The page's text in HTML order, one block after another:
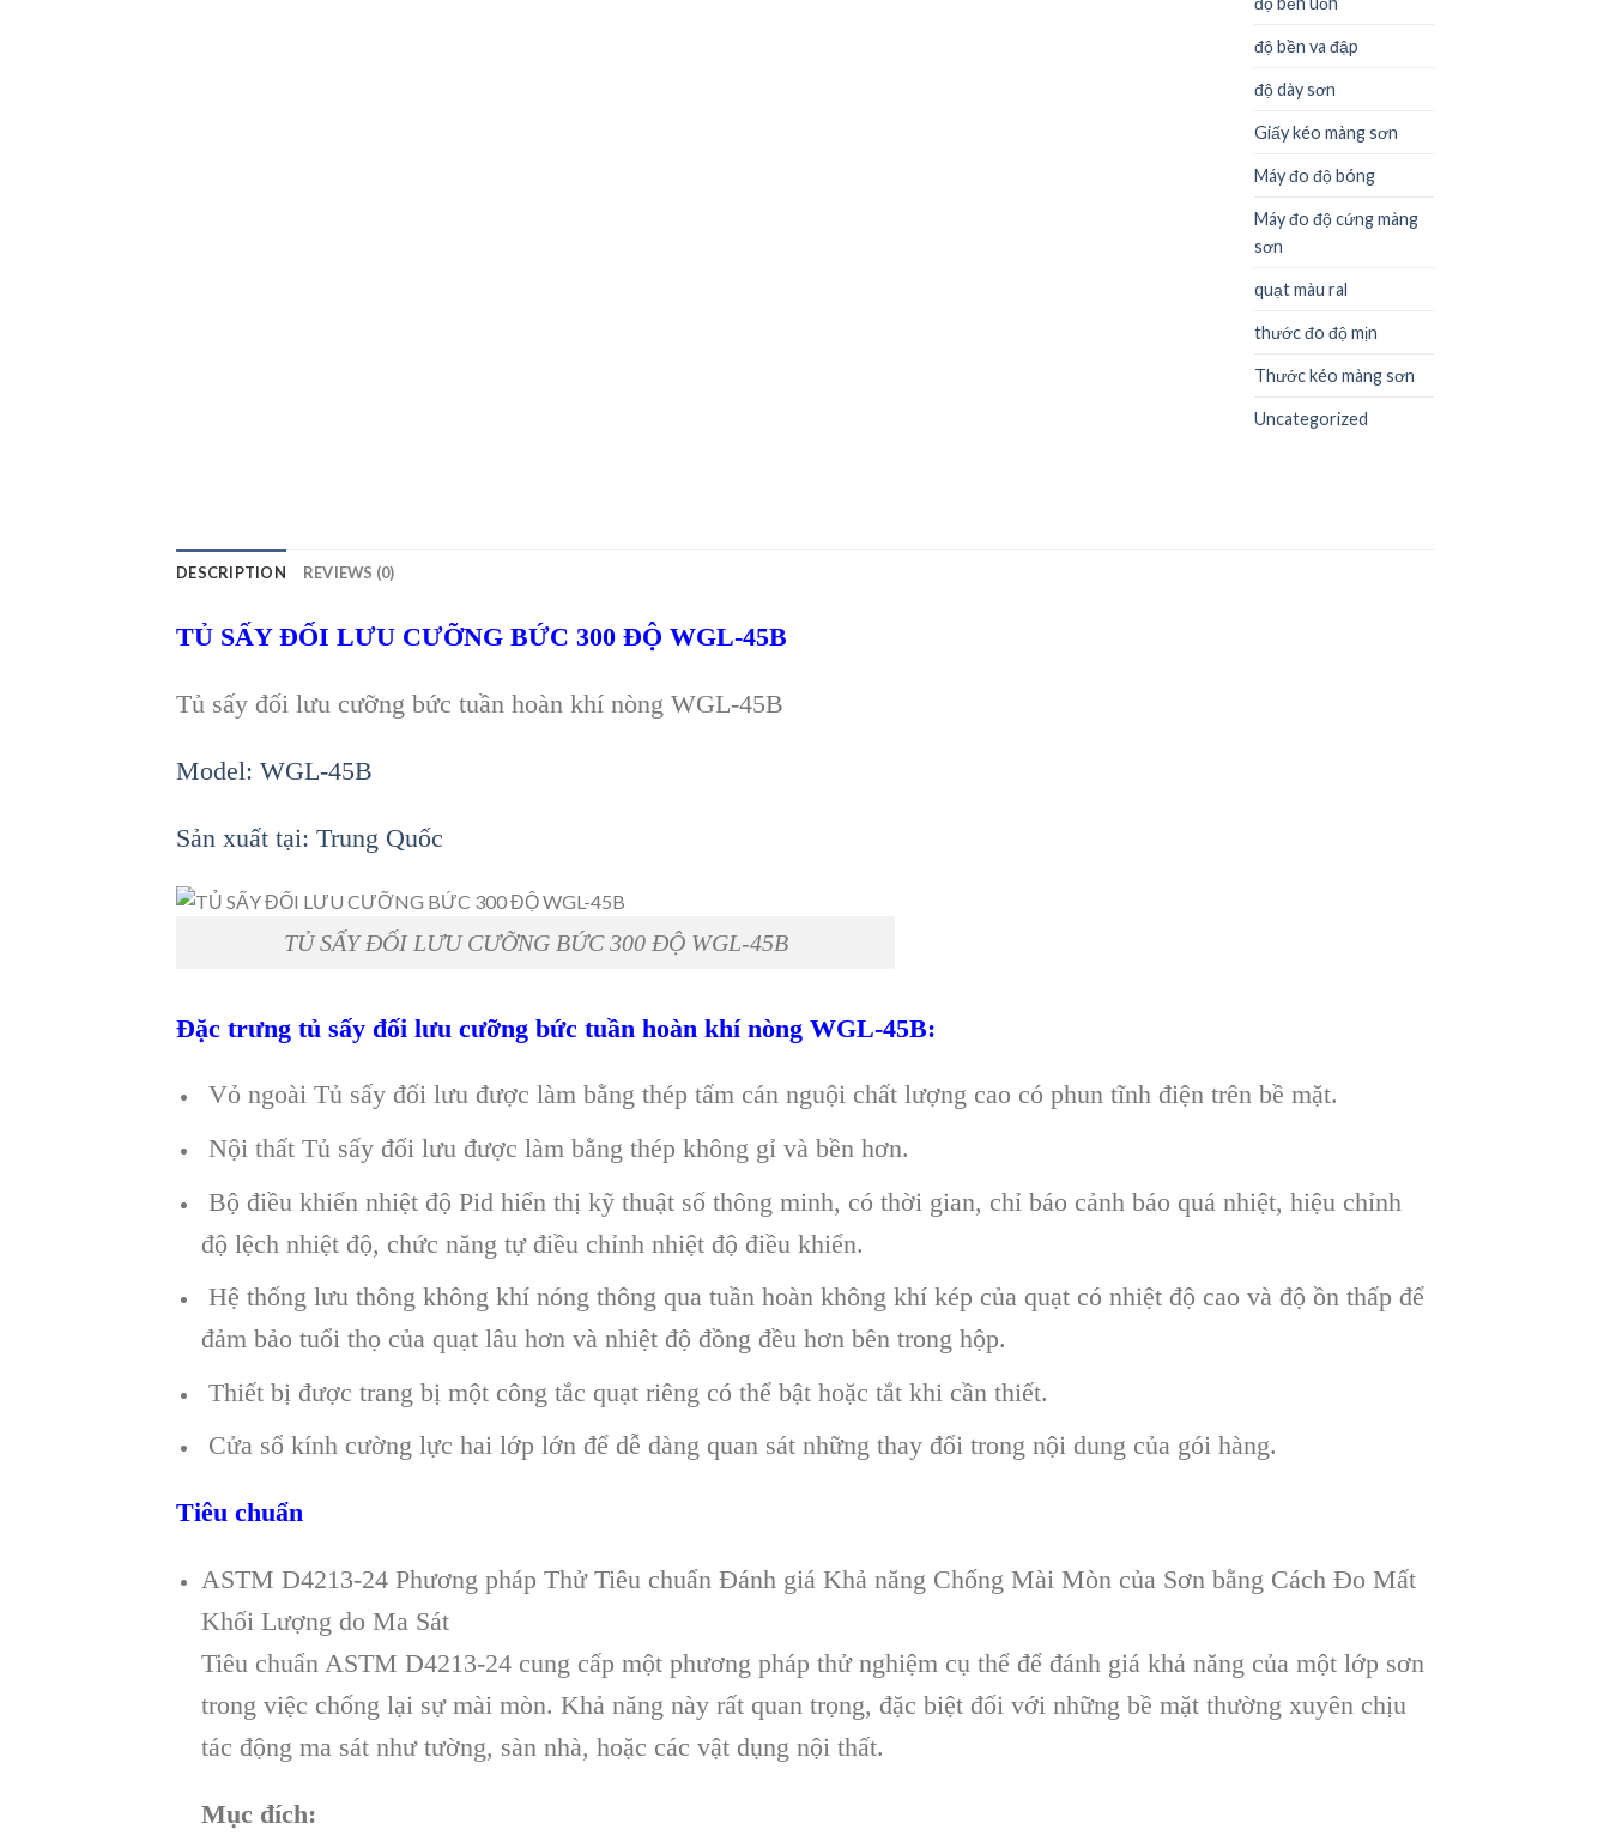
độ bền va đập
độ dày sơn
Giấy kéo màng sơn
Máy đo độ bóng
Máy đo độ cứng màng
sơn
quạt màu ral
thước đo độ mịn
Thước kéo màng sơn
Uncategorized
DESCRIPTION REVIEWS (0)
TỦ SẤY ĐỐI LƯU CƯỠNG BỨC 300 ĐỘ WGL-45B
Tủ sấy đối lưu cưỡng bức tuần hoàn khí nòng WGL-45B
Model: WGL-45B
Sản xuất tại: Trung Quốc
TỦ SẤY ĐỐI LƯU CƯỠNG BỨC 300 ĐỘ WGL-45B
Đặc trưng tủ sấy đối lưu cưỡng bức tuần hoàn khí nòng WGL-45B:
Vỏ ngoài Tủ sấy đối lưu được làm bằng thép tấm cán nguội chất lượng cao có phun tĩnh điện trên bề mặt.
Nội thất Tủ sấy đối lưu được làm bằng thép không gỉ và bền hơn.
Bộ điều khiển nhiệt độ Pid hiển thị kỹ thuật số thông minh, có thời gian, chỉ báo cảnh báo quá nhiệt, hiệu chỉnh
độ lệch nhiệt độ, chức năng tự điều chỉnh nhiệt độ điều khiển.
Hệ thống lưu thông không khí nóng thông qua tuần hoàn không khí kép của quạt có nhiệt độ cao và độ ồn thấp để
đảm bảo tuổi thọ của quạt lâu hơn và nhiệt độ đồng đều hơn bên trong hộp.
Thiết bị được trang bị một công tắc quạt riêng có thể bật hoặc tắt khi cần thiết.
Cửa sổ kính cường lực hai lớp lớn để dễ dàng quan sát những thay đổi trong nội dung của gói hàng.
Tiêu chuẩn
ASTM D4213-24 Phương pháp Thử Tiêu chuẩn Đánh giá Khả năng Chống Mài Mòn của Sơn bằng Cách Đo Mất
Khối Lượng do Ma Sát
Tiêu chuẩn ASTM D4213-24 cung cấp một phương pháp thử nghiệm cụ thể để đánh giá khả năng của một lớp sơn
trong việc chống lại sự mài mòn. Khả năng này rất quan trọng, đặc biệt đối với những bề mặt thường xuyên chịu
tác động ma sát như tường, sàn nhà, hoặc các vật dụng nội thất.
Mục đích: